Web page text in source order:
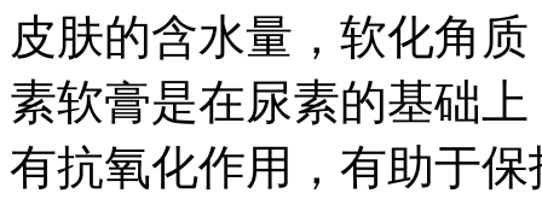
皮肤的含水量，软化角
素软膏是在尿素的基础
有抗氧化作用，有助于